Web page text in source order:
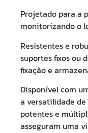
Projetado para a
monitorizando o
Resistentes e
suportes fixos ou
fixação e
Disponível com
a versatilidade
potentes e
asseguram uma